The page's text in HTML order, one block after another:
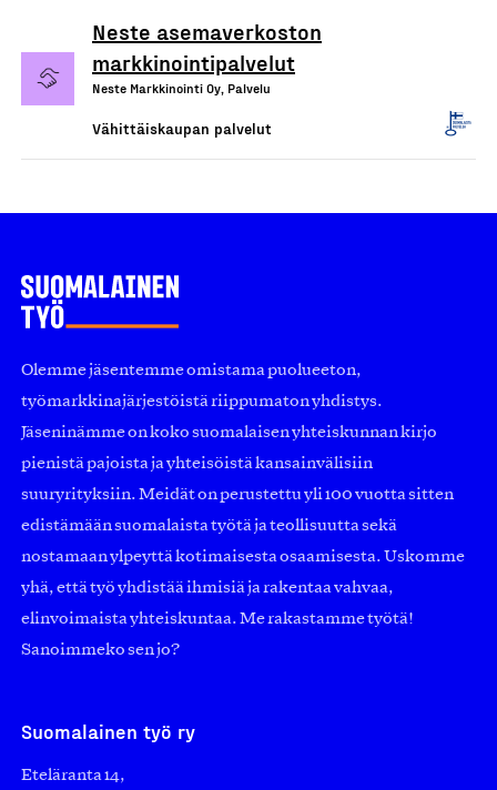
Neste asemaverkoston
markkinointipalvelut
Neste Markkinointi Oy, Palvelu
Vähittäiskaupan palvelut
Olemme jäsentemme omistama puolueeton,
työmarkkinajärjestöistä riippumaton yhdistys.
Jäseninämme on koko suomalaisen yhteiskunnan kirjo
pienistä pajoista ja yhteisöistä kansainvälisiin
suuryrityksiin. Meidät on perustettu yli 100 vuotta sitten
edistämään suomalaista työtä ja teollisuutta sekä
nostamaan ylpeyttä kotimaisesta osaamisesta. Uskomme
yhä, että työ yhdistää ihmisiä ja rakentaa vahvaa,
elinvoimaista yhteiskuntaa. Me rakastamme työtä!
Sanoimmeko sen jo?
Suomalainen työ ry
Eteläranta 14,